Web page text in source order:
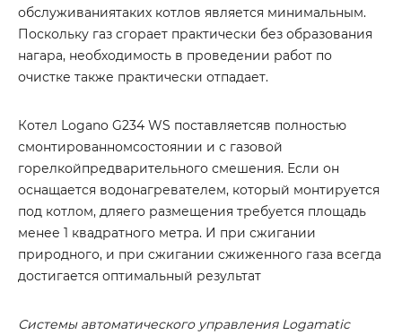
обслуживаниятаких котлов является минимальным.
Поскольку газ сгорает практически без образования
нагара, необходимость в проведении работ по
очистке также практически отпадает.
Котел Logano G234 WS поставляетсяв полностью
смонтированномсостоянии и с газовой
горелкойпредварительного смешения. Если он
оснащается водонагревателем, который монтируется
под котлом, дляего размещения требуется площадь
менее 1 квадратного метра. И при сжигании
природного, и при сжигании сжиженного газа всегда
достигается оптимальный результат
Системы автоматического управления Logamatic